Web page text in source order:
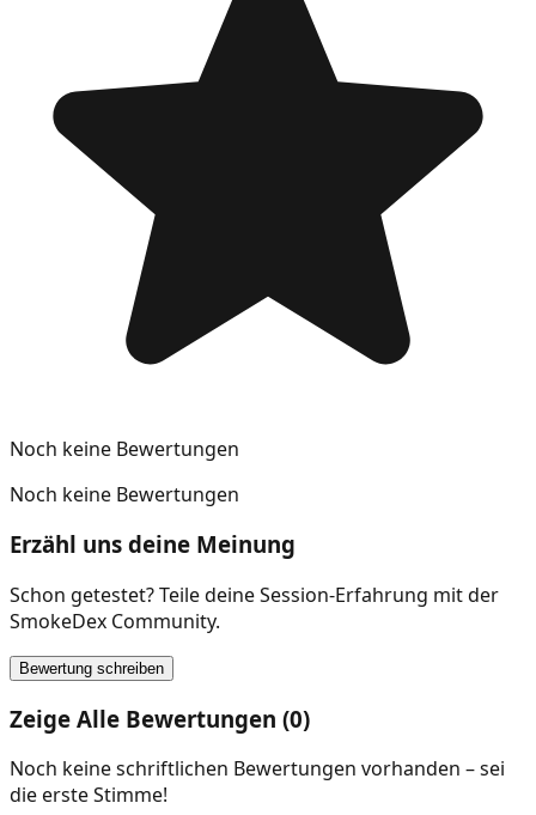
Noch keine Bewertungen
Noch keine Bewertungen
Erzähl uns deine Meinung
Schon getestet? Teile deine Session-Erfahrung mit der
SmokeDex Community.
Bewertung schreiben
Zeige Alle Bewertungen (0)
Noch keine schriftlichen Bewertungen vorhanden – sei
die erste Stimme!